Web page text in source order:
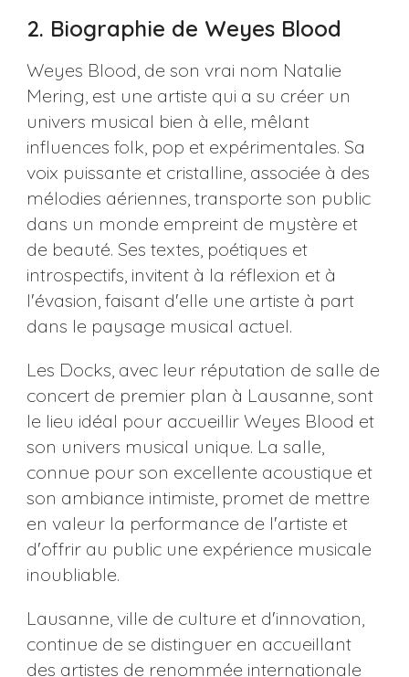
2. Biographie de Weyes Blood
Weyes Blood, de son vrai nom Natalie
Mering, est une artiste qui a su créer un
univers musical bien à elle, mêlant
influences folk, pop et expérimentales. Sa
voix puissante et cristalline, associée à des
mélodies aériennes, transporte son public
dans un monde empreint de mystère et
de beauté. Ses textes, poétiques et
introspectifs, invitent à la réflexion et à
l'évasion, faisant d'elle une artiste à part
dans le paysage musical actuel.
Les Docks, avec leur réputation de salle de
concert de premier plan à Lausanne, sont
le lieu idéal pour accueillir Weyes Blood et
son univers musical unique. La salle,
connue pour son excellente acoustique et
son ambiance intimiste, promet de mettre
en valeur la performance de l'artiste et
d'offrir au public une expérience musicale
inoubliable.
Lausanne, ville de culture et d'innovation,
continue de se distinguer en accueillant
des artistes de renommée internationale